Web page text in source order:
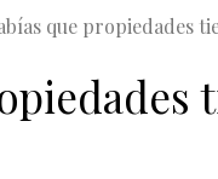
que propiedades